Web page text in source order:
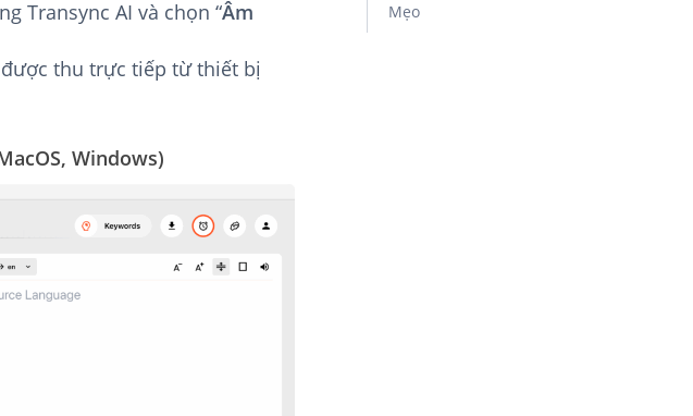
Transync AI và chọn “Âm
thu trực tiếp từ thiết bị
Windows)
Mẹo